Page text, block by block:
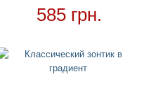
585 грн.